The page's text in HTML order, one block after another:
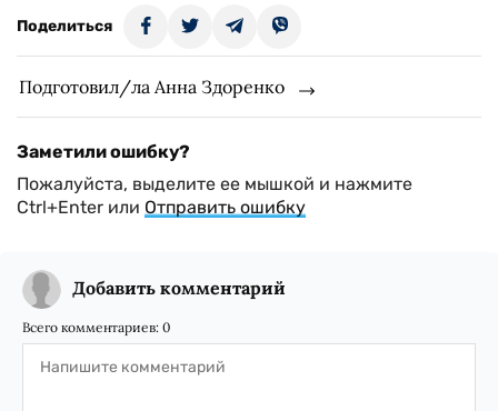
Поделиться
Подготовил/ла Анна Здоренко
Заметили ошибку?
Пожалуйста, выделите ее мышкой и нажмите
Ctrl+Enter или Отправить ошибку
Добавить комментарий
Всего комментариев: 0